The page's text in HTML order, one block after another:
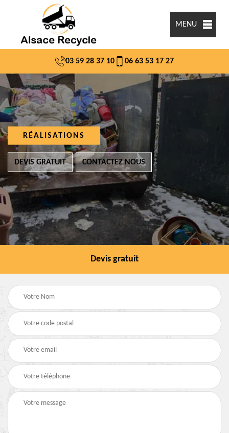
MENU
03 59 28 37 10 06 63 53 17 27
RÉALISATIONS
DEVIS GRATUIT CONTACTEZ NOUS
Devis gratuit